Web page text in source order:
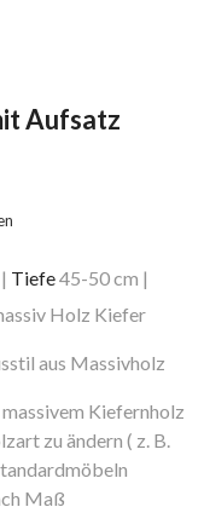
Aufsatz
| Tiefe45-50 cm |
Holz Kiefer
aus Massivholz
Kiefernholz
zu ändern ( z. B.
Maß